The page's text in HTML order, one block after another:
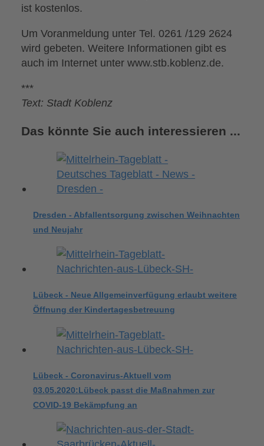
ist kostenlos.
Um Voranmeldung unter Tel. 0261 /129 2624
wird gebeten. Weitere Informationen gibt es
auch im Internet unter www.stb.koblenz.de.
***
Text: Stadt Koblenz
Das könnte Sie auch interessieren ...
Dresden - Abfallentsorgung zwischen Weihnachten
und Neujahr
Lübeck - Neue Allgemeinverfügung erlaubt weitere
Öffnung der Kindertagesbetreuung
Lübeck - Coronavirus-Aktuell vom
03.05.2020:Lübeck passt die Maßnahmen zur
COVID-19 Bekämpfung an